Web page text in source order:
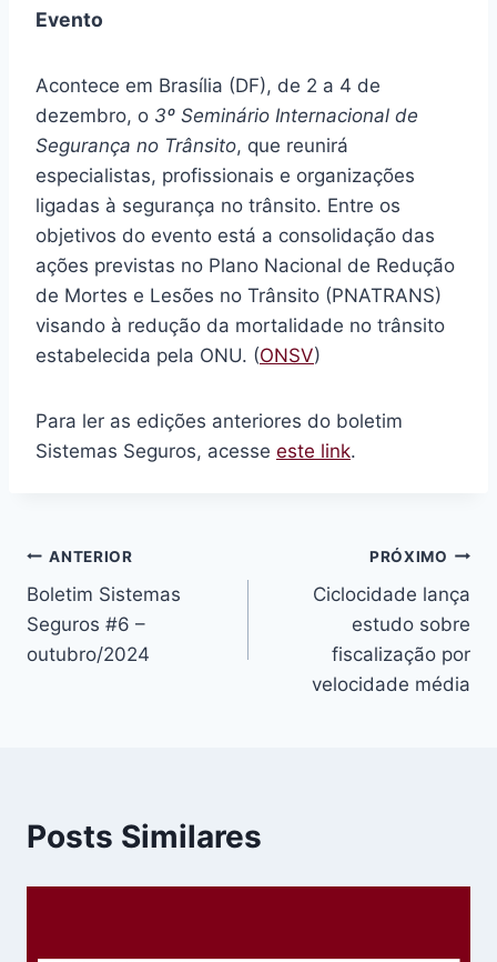
Evento
Acontece em Brasília (DF), de 2 a 4 de
dezembro, o 3º Seminário Internacional de
Segurança no Trânsito, que reunirá
especialistas, profissionais e organizações
ligadas à segurança no trânsito. Entre os
objetivos do evento está a consolidação das
ações previstas no Plano Nacional de Redução
de Mortes e Lesões no Trânsito (PNATRANS)
visando à redução da mortalidade no trânsito
estabelecida pela ONU. (ONSV)
Para ler as edições anteriores do boletim
Sistemas Seguros, acesse este link.
Navegação
de
Post
ANTERIOR
Boletim Sistemas
Seguros #6 –
outubro/2024
PRÓXIMO
Ciclocidade lança
estudo sobre
fiscalização por
velocidade média
Posts Similares